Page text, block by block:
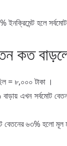
ইনক্রিমেন্ট হলে
কত
= ৮,০০০ টাকা ।
এখন সর্বমোট
বেতনের ৬৩% হলো